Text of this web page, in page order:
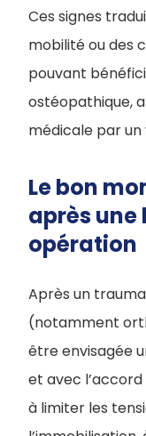
Ces signes
mobilité ou des
pouvant
ostéopathique,
médicale par
Le bon
après une
opération
Après un
(notamment
être envisagée
et avec
à limiter les